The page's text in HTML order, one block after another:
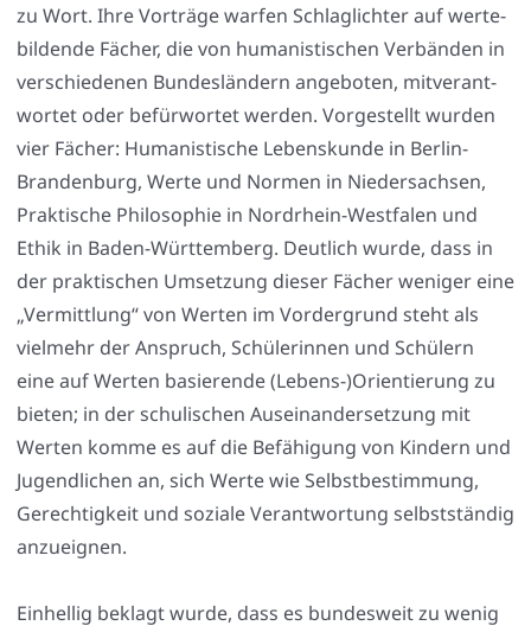
zu Wort. Ihre Vor­trä­ge war­fen Schlag­lich­ter auf wer­te­
bil­den­de Fächer, die von huma­nis­ti­schen Ver­bän­den in
ver­schie­de­nen Bun­des­län­dern ange­bo­ten, mit­ver­ant­
wor­tet oder befür­wor­tet wer­den. Vor­ge­stellt wur­den
vier Fächer: Huma­nis­ti­sche Lebens­kun­de in Ber­lin-
Bran­den­burg, Wer­te und Nor­men in Nie­der­sach­sen,
Prak­ti­sche Phi­lo­so­phie in Nord­rhein-West­fa­len und
Ethik in Baden-Würt­tem­berg. Deut­lich wur­de, dass in
der prak­ti­schen Umset­zung die­ser Fächer weni­ger eine
„Ver­mitt­lung“ von Wer­ten im Vor­der­grund steht als
viel­mehr der Anspruch, Schü­le­rin­nen und Schü­lern
eine auf Wer­ten basie­ren­de (Lebens-)Orientierung zu
bie­ten; in der schu­li­schen Aus­ein­an­der­set­zung mit
Wer­ten kom­me es auf die Befä­hi­gung von Kin­dern und
Jugend­li­chen an, sich Wer­te wie Selbst­be­stim­mung,
Gerech­tig­keit und sozia­le Ver­ant­wor­tung selbst­stän­dig
anzu­eig­nen.
Ein­hel­lig beklagt wur­de, dass es bun­des­weit zu wenig